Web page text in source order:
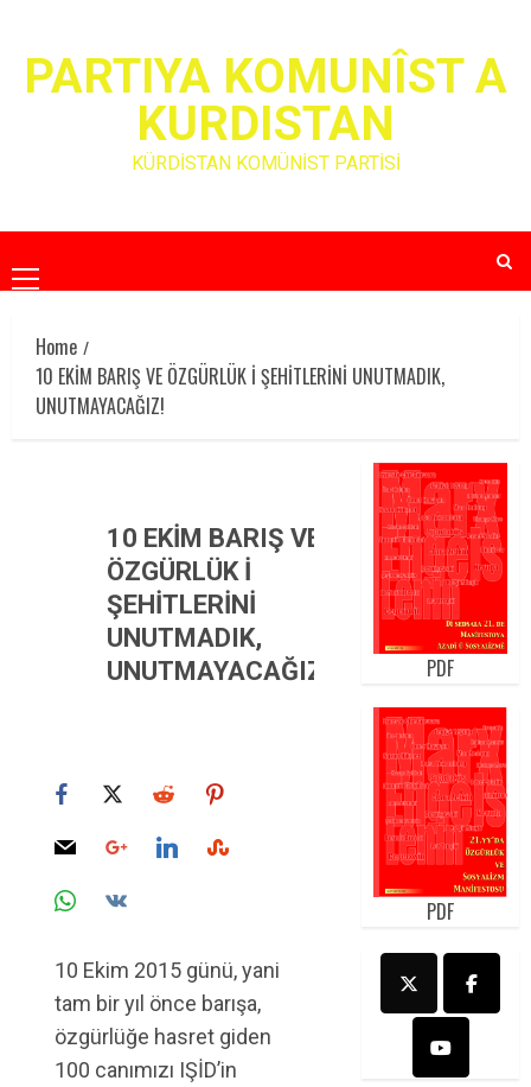
contentPARTIYA KOMUNÎST A
KURDISTAN
KÜRDİSTAN KOMÜNİST PARTİSİ
Primary
Menu
Home
10 EKİM BARIŞ VE ÖZGÜRLÜK İ ŞEHİTLERİNİ UNUTMADIK,
UNUTMAYACAĞIZ!
10 EKİM BARIŞ VE
ÖZGÜRLÜK İ
ŞEHİTLERİNİ
UNUTMADIK,
UNUTMAYACAĞIZ!
10 Ekim 2015 günü, yani
tam bir yıl önce barışa,
özgürlüğe hasret giden
100 canımızı IŞİD’in
PDF
PDF